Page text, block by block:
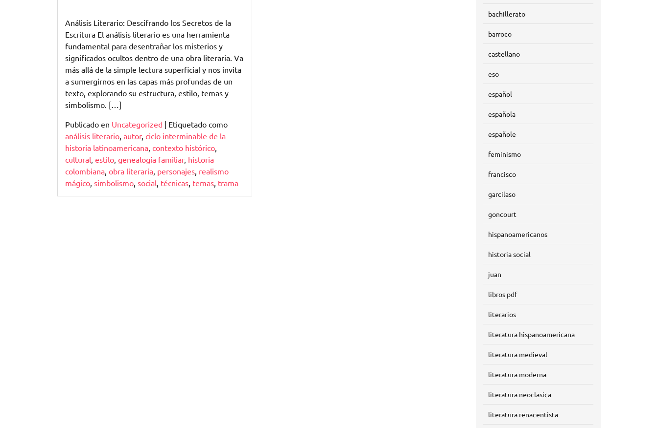
Análisis Literario: Descifrando los Secretos de la
Escritura El análisis literario es una herramienta
fundamental para desentrañar los misterios y
significados ocultos dentro de una obra literaria. Va
más allá de la simple lectura superficial y nos invita
a sumergirnos en las capas más profundas de un
texto, explorando su estructura, estilo, temas y
simbolismo. […]
Publicado en Uncategorized | Etiquetado como
análisis literario, autor, ciclo interminable de la
historia latinoamericana, contexto histórico,
cultural, estilo, genealogía familiar, historia
colombiana, obra literaria, personajes, realismo
mágico, simbolismo, social, técnicas, temas, trama
bachillerato
barroco
castellano
eso
español
española
españole
feminismo
francisco
garcilaso
goncourt
hispanoamericanos
historia social
juan
libros pdf
literarios
literatura hispanoamericana
literatura medieval
literatura moderna
literatura neoclasica
literatura renacentista